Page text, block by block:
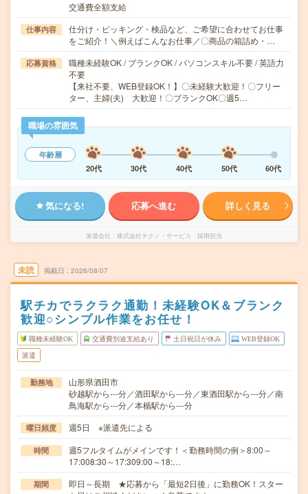
交通費全額支給
仕事内容
仕分け・ピッキング・検品など、ご希望に合わせてお仕事
をご紹介！＼例えばこんなお仕事／〇商品の箱詰め・…
応募資格
職種未経験OK / ブランクOK / パソコンスキル不要 / 英語力
不要
【来社不要、WEB登録OK！】〇未経験大歓迎！〇フリー
ター、主婦(夫) 大歓迎！〇ブランクOK〇週5…
職場の雰囲気
年齢層
20代
30代 40代 50代 60代
気になる! 応募へ進む 詳しく見る
派遣会社 株式会社テクノ・サービス 採用担当
未読 掲載日 2026/08/07
駅チカでラクラク通勤！未経験OK＆ブランク
歓迎○シンプル作業をお任せ！
職種未経験OK 交通費別途支給あり 土日祝日が休み WEB登録OK
派遣
勤務地
山形県酒田市
砂越駅から---分／酒田駅から---分／東酒田駅から---分／南
鳥海駅から---分／本楯駅から---分
曜日頻度 週5日 ※派遣先による
時間
週5フルタイムがメインです！＜勤務時間の例＞8:00～
17:008:30～17:309:00～18:…
期間
即日～長期 ★応募から「最短2日後」に勤務OK！スター